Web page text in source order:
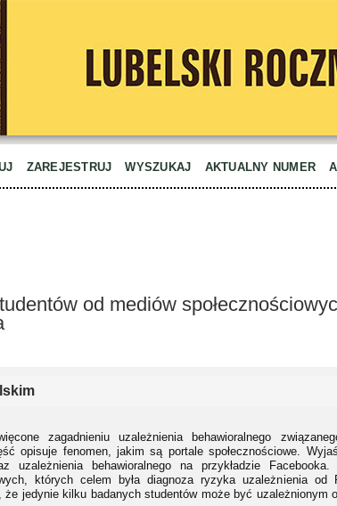
ZAREJESTRUJ WYSZUKAJ AKTUALNY NUMER
od mediów
zagadnieniu uzależnienia behawioralnego
opisuje fenomen, jakim są portale społecznościowe.
uzależnienia behawioralnego na przykładzie
których celem była diagnoza ryzyka uzależnienia od
że jedynie kilku badanych studentów może być uzależnionym